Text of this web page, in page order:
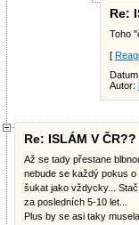
Re:
Toho
[
Datum:
Autor:
Re: ISLÁM V ČR??
Až se tady přestane
nebude se každý pokus
šukat jako vždycky...
za posledních 5-10 let...
Plus by se asi taky